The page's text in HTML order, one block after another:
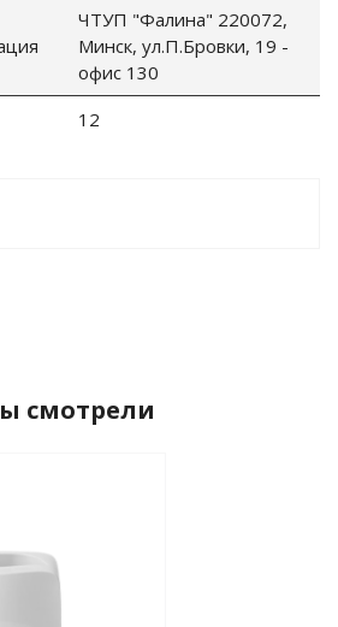
ЧТУП "Фалина" 220072,
Минск, ул.П.Бровки, 19 -
офис 130
12
смотрели